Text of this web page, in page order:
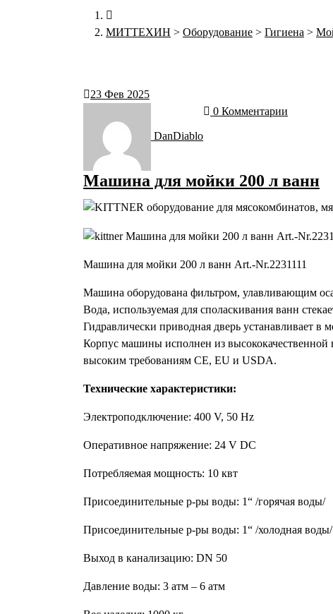
МИТТЕХИН > Оборудование > Гигиена >
23 Фев 2025
DanDiablo
0 Комментарии
Машина для мойки 200 л ванн
Машина для мойки 200 л ванн Art.-Nr.2231111
Машина оборудована фильтром, улавливающим
Вода, используемая для споласкивания ванн
Гидравлически приводная дверь устанавливает
Корпус машины исполнен из
высоким требованиям CE, EU и USDA.
Технические характеристики:
Электроподключение: 400 V, 50 Hz
Оперативное напряжение: 24 V DC
Потребляемая мощность: 10 квт
Присоединительные р-ры воды: 1“ /горячая воды/
Присоединительные р-ры воды: 1“ /холодная воды/
Выход в канализацию: DN 50
Давление воды: 3 атм – 6 атм